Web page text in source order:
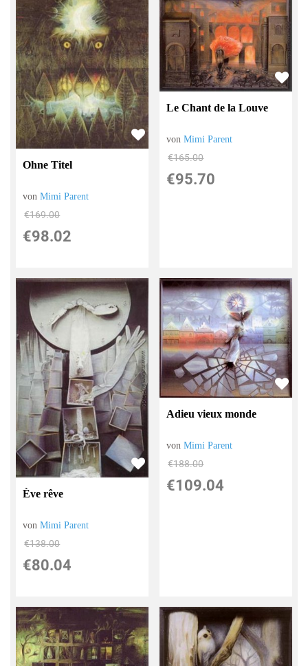
Ohne Titel
vonMimi Parent
€169.00
€98.02
Le Chant de la Louve
vonMimi Parent
€165.00
€95.70
Ève rêve
vonMimi Parent
€138.00
€80.04
Adieu vieux monde
vonMimi Parent
€188.00
€109.04